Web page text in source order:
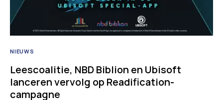
NIEUWS
Leescoalitie, NBD Biblion en Ubisoft
lanceren vervolg op Readification-
campagne